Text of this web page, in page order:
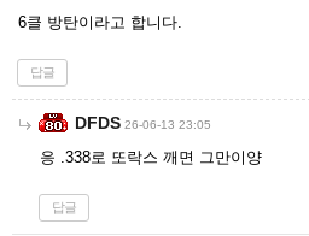
6클 방탄이라고 합니다.
답글
DFDS 26-06-13 23:05
응 .338로 또락스 깨면 그만이양
답글